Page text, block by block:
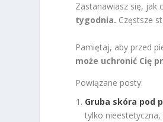
Zastanawiasz się, jak
tygodnia. Częstsze
Pamiętaj, aby przed
może uchronić Cię
Powiązane posty:
Gruba skóra pod
tylko